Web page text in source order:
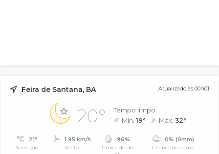
Feira de Santana, BA Atualizado às 00h01
20°
Tempo limpo
Mín.19° Máx.32°
21°
Sensação
1.95 km/h
Vento
96%
Umidade do
0% (0mm)
Chance de chuva